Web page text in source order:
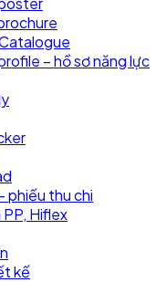
– hồ sơ năng lực
phiếu thu chi
Hiflex
kế